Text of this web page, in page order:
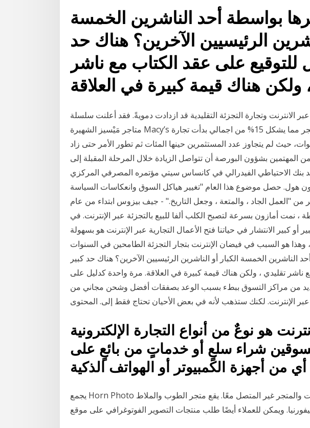
بواسطة أحد الناشرين الخمسة
الرئيسيين الآخرين؟ هناك حد
للتوقيع على عقد الكتاب مع ناشر
الانترنت وتجارة التجزئة التقليدية قد ازدادت دمويةً. فقد أعلنت سلسلة
متاجر مَيْسيز الشهيرة Macy’s في أمريكا نيتها ا غلاق مائة متجر مما يشكل 15% من اجمالي بدأت تجارة
حيث لم يتجاوز عدد المستثمرين حينها المئات ثم تطور الأمر حتى زاد
المهتمين بشؤون البورصة أن تتواصل الزيادة خلال المرحلة المقبلة إلى
الاحتياطي الفيدرالي في كانساس سيتي مؤتمره المصرفي المركزي
هول. حصل موضوع هذا العام "تغيير هياكل السوق وانعكاسات السياسة
من "العمل الجاد ، والمتعة ، وجعل التاريخ." - جيف بيزوس ابتداء من عام
، نمت أمازون بسرعة لتصبح الكلب ألفا للبيع بالتجزئة عبر الإنترنت. في
كبير الانتشار في حياتنا فتح الأعمال التجارية عبر الإنترنت هو بسهولة
وهذا هو السبب في فيضان الإنترنت بتجار التجزئة الطامحين في السنوات
الناشرين الخمسة الكبار أو الناشرين الرئيسيين الآخرين؟ هناك حد كبير
ناشر تقليدي ، ولكن هناك قيمة كبيرة في العلاقة. مرة واحدة كدليل على
من مراكز التسوق ببطء بسبب الوعد بصفقات أفضل وشحن مجاني من
هو نوعٌ من أنواع التجارة الإلكترونية
شراء سلعٍ أو خدماتٍ من بائعٍ على
يجمع Horn Photo بين متاجر البيع بالتجزئة عبر الإنترنت والمتجر غير المتصل معًا. يقع متجر الطوب والملاط